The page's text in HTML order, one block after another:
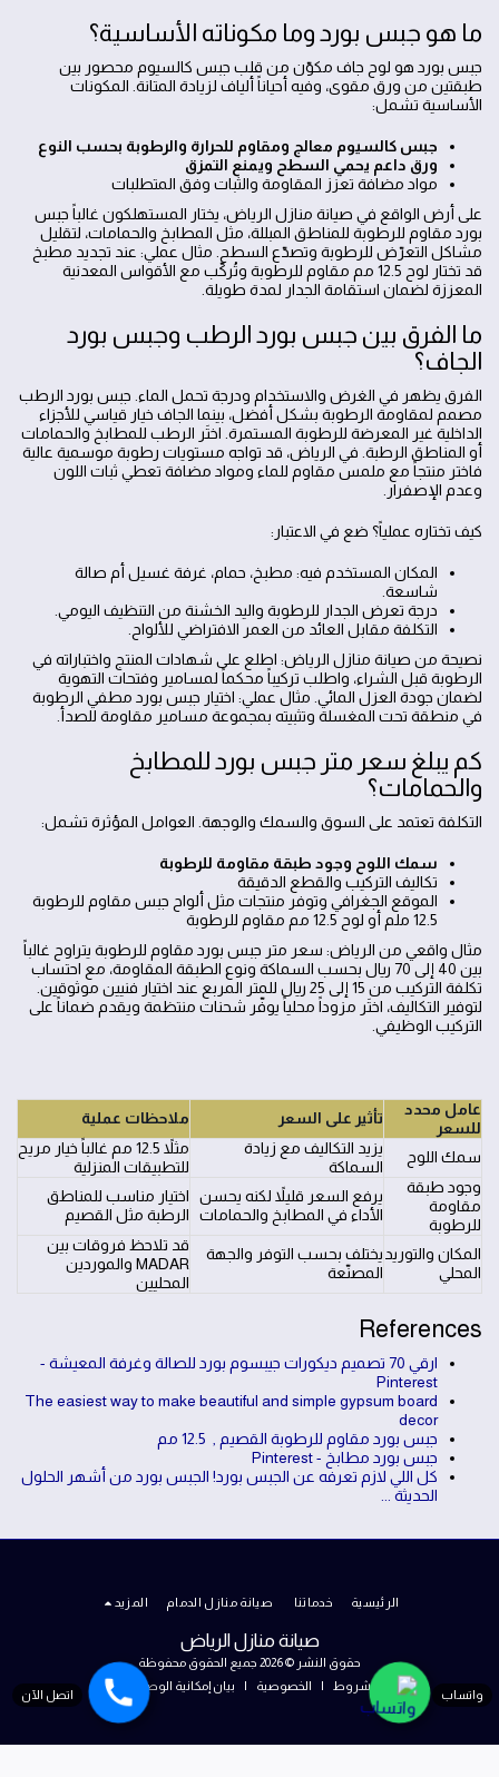
ما هو جبس بورد وما مكوناته الأساسية؟
جبس بورد هو لوح جاف مكوّن من قلب جبس كالسيوم محصور بين
طبقتين من ورق مقوى، وفيه أحياناً ألياف لزيادة المتانة. المكونات
الأساسية تشمل:
جبس كالسيوم معالج ومقاوم للحرارة والرطوبة بحسب النوع
ورق داعم يحمي السطح ويمنع التمزق
مواد مضافة تعزز المقاومة والثبات وفق المتطلبات
على أرض الواقع في صيانة منازل الرياض، يختار المستهلكون غالباً جبس
بورد مقاوم للرطوبة للمناطق المبللة، مثل المطابخ والحمامات، لتقليل
مشاكل التعرّض للرطوبة وتصدّع السطح. مثال عملي: عند تجديد مطبخ
قد تختار لوح 12.5 مم مقاوم للرطوبة وتُركّب مع الأقواس المعدنية
المعززة لضمان استقامة الجدار لمدة طويلة.
ما الفرق بين جبس بورد الرطب وجبس بورد
الجاف؟
الفرق يظهر في الغرض والاستخدام ودرجة تحمل الماء. جبس بورد الرطب
مصمم لمقاومة الرطوبة بشكل أفضل، بينما الجاف خيار قياسي للأجزاء
الداخلية غير المعرضة للرطوبة المستمرة. اختَر الرطب للمطابخ والحمامات
أو المناطق الرطبة. في الرياض، قد تواجه مستويات رطوبة موسمية عالية
فاختر منتجاً مع ملمس مقاوم للماء ومواد مضافة تعطي ثبات اللون
وعدم الإصفرار.
كيف تختاره عملياً؟ ضع في الاعتبار:
المكان المستخدم فيه: مطبخ، حمام، غرفة غسيل أم صالة
شاسعة.
درجة تعرض الجدار للرطوبة واليد الخشنة من التنظيف اليومي.
التكلفة مقابل العائد من العمر الافتراضي للألواح.
نصيحة من صيانة منازل الرياض: اطلع على شهادات المنتج واختباراته في
الرطوبة قبل الشراء، واطلب تركيباً محكماً لمسامير وفتحات التهوية
لضمان جودة العزل المائي. مثال عملي: اختيار جبس بورد مطفي الرطوبة
في منطقة تحت المغسلة وتثبيته بمجموعة مسامير مقاومة للصدأ.
كم يبلغ سعر متر جبس بورد للمطابخ
والحمامات؟
التكلفة تعتمد على السوق والسمك والوجهة. العوامل المؤثرة تشمل:
سمك اللوح وجود طبقة مقاومة للرطوبة
تكاليف التركيب والقطع الدقيقة
الموقع الجغرافي وتوفر منتجات مثل ألواح جبس مقاوم للرطوبة
12.5 ملم أو لوح 12.5 مم مقاوم للرطوبة
مثال واقعي من الرياض: سعر متر جبس بورد مقاوم للرطوبة يتراوح غالباً
بين 40 إلى 70 ريال بحسب السماكة ونوع الطبقة المقاومة، مع احتساب
تكلفة التركيب من 15 إلى 25 ريال للمتر المربع عند اختيار فنيين موثوقين.
لتوفير التكاليف، اختَر مزوداً محلياً يوفّر شحنات منتظمة ويقدم ضماناً على
التركيب الوظيفي.
عامل محدد
للسعر
تأثير على السعر ملاحظات عملية
سمك اللوح
يزيد التكاليف مع زيادة
السماكة
مثلاً 12.5 مم غالباً خيار مريح
للتطبيقات المنزلية
وجود طبقة
مقاومة
للرطوبة
يرفع السعر قليلاً لكنه يحسن
الأداء في المطابخ والحمامات
اختيار مناسب للمناطق
الرطبة مثل القصيم
المكان والتوريد
المحلي
يختلف بحسب التوفر والجهة
المصنّعة
قد تلاحظ فروقات بين
MADAR والموردين
المحليين
References
ارقي 70 تصميم ديكورات جيبسوم بورد للصالة وغرفة المعيشة -
Pinterest
The easiest way to make beautiful and simple gypsum board
decor
جبس بورد مقاوم للرطوبة القصيم , 12.5 مم
جبس بورد مطابخ - Pinterest
كل اللي لازم تعرفه عن الجبس بورد! الجبس بورد من أشهر الحلول
الحديثة ...
صيانة منازل الرياض
حقوق النشر © 2026 جميع الحقوق محفوظة
الشروط
| الخصوصية | بيان إمكانية الوصول
الرئيسية خدماتنا صيانة منازل الدمام المزيد
واتساب اتصل الآن